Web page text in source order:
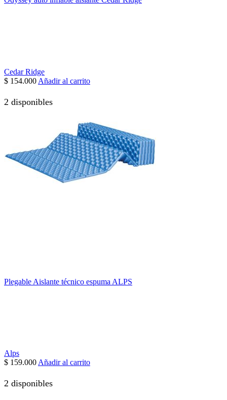
Cedar Ridge
$ 154.000 Añadir al carrito
2 disponibles
Plegable Aislante técnico espuma ALPS
Alps
$ 159.000 Añadir al carrito
2 disponibles